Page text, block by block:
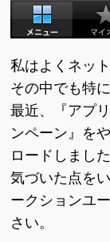
私はよくネッ
その中でも特
最近、『アプ
ンペーン』を
ロードしました
気づいた点を
ークションユ
さい。